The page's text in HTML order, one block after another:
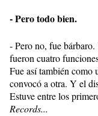
- Pero todo bien.
- Pero no, fue
fueron cuatro
Fue así también como
convocó a otra. Y el
Estuve entre los
Records...